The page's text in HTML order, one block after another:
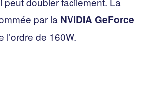
par la NVIDIA GeForce
l’ordre de 160W.